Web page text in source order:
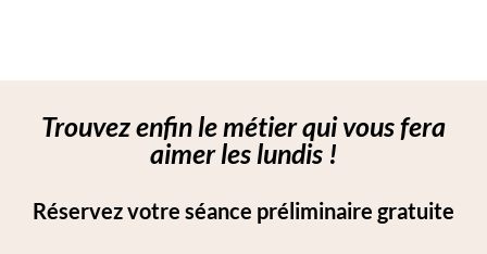
Trouvez enfin le métier qui vous fera
aimer les lundis !​
Réservez votre séance préliminaire gratuite